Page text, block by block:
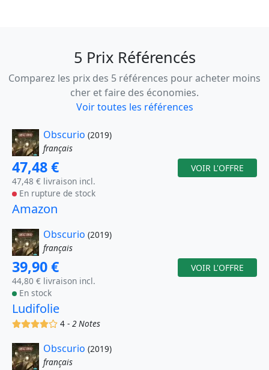
5 Prix Référencés
Comparez les prix des 5 références pour acheter moins
cher et faire des économies.
Voir toutes les références
Obscurio (2019)
français
47,48 €
47,48 € livraison incl.
En rupture de stock
VOIR L'OFFRE
Amazon
Obscurio (2019)
français
39,90 €
44,80 € livraison incl.
En stock
VOIR L'OFFRE
Ludifolie
(x)(x)(x)(x)()4 -2 Notes
Obscurio (2019)
français